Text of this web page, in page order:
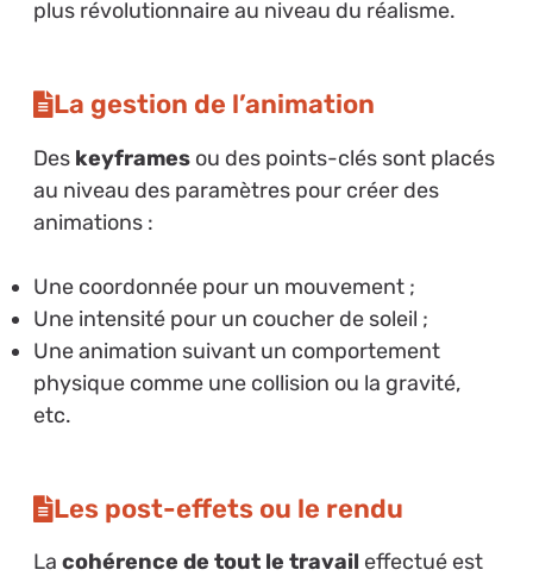
plus révolutionnaire au niveau du réalisme.
La gestion de l’animation
Des keyframes ou des points-clés sont placés
au niveau des paramètres pour créer des
animations :
Une coordonnée pour un mouvement ;
Une intensité pour un coucher de soleil ;
Une animation suivant un comportement
physique comme une collision ou la gravité,
etc.
Les post-effets ou le rendu
La cohérence de tout le travail effectué est